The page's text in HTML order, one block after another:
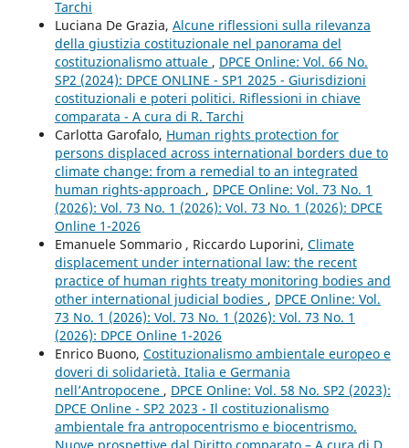
Tarchi
Luciana De Grazia, Alcune riflessioni sulla rilevanza
della giustizia costituzionale nel panorama del
costituzionalismo attuale , DPCE Online: Vol. 66 No.
SP2 (2024): DPCE ONLINE - SP1 2025 - Giurisdizioni
costituzionali e poteri politici. Riflessioni in chiave
comparata - A cura di R. Tarchi
Carlotta Garofalo, Human rights protection for
persons displaced across international borders due to
climate change: from a remedial to an integrated
human rights-approach , DPCE Online: Vol. 73 No. 1
(2026): Vol. 73 No. 1 (2026): Vol. 73 No. 1 (2026): DPCE
Online 1-2026
Emanuele Sommario , Riccardo Luporini, Climate
displacement under international law: the recent
practice of human rights treaty monitoring bodies and
other international judicial bodies , DPCE Online: Vol.
73 No. 1 (2026): Vol. 73 No. 1 (2026): Vol. 73 No. 1
(2026): DPCE Online 1-2026
Enrico Buono, Costituzionalismo ambientale europeo e
doveri di solidarietà. Italia e Germania
nell’Antropocene , DPCE Online: Vol. 58 No. SP2 (2023):
DPCE Online - SP2 2023 - Il costituzionalismo
ambientale fra antropocentrismo e biocentrismo.